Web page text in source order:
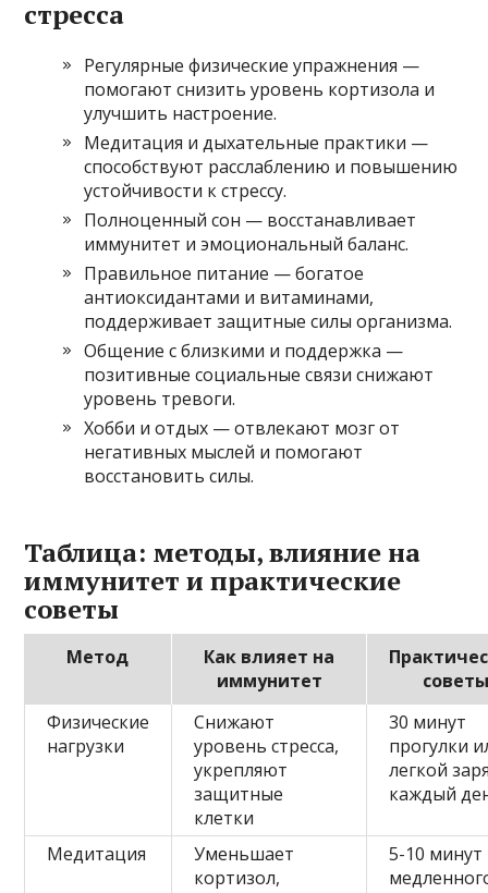
стресса
Регулярные физические упражнения —
помогают снизить уровень кортизола и
улучшить настроение.
Медитация и дыхательные практики —
способствуют расслаблению и повышению
устойчивости к стрессу.
Полноценный сон — восстанавливает
иммунитет и эмоциональный баланс.
Правильное питание — богатое
антиоксидантами и витаминами,
поддерживает защитные силы организма.
Общение с близкими и поддержка —
позитивные социальные связи снижают
уровень тревоги.
Хобби и отдых — отвлекают мозг от
негативных мыслей и помогают
восстановить силы.
Таблица: методы, влияние на
иммунитет и практические
советы
Метод
Как влияет на
иммунитет
советы
Физические
нагрузки
Снижают
уровень стресса,
укрепляют
защитные
клетки
30 минут
прогулки
легкой
каждый
Медитация
Уменьшает
кортизол,
5-10 минут